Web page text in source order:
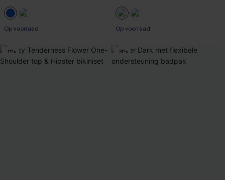
【AG18】2 met 10% korting
Op voorraad
【AG18】2 met 10% korting
Op voorraad
-11% -31%